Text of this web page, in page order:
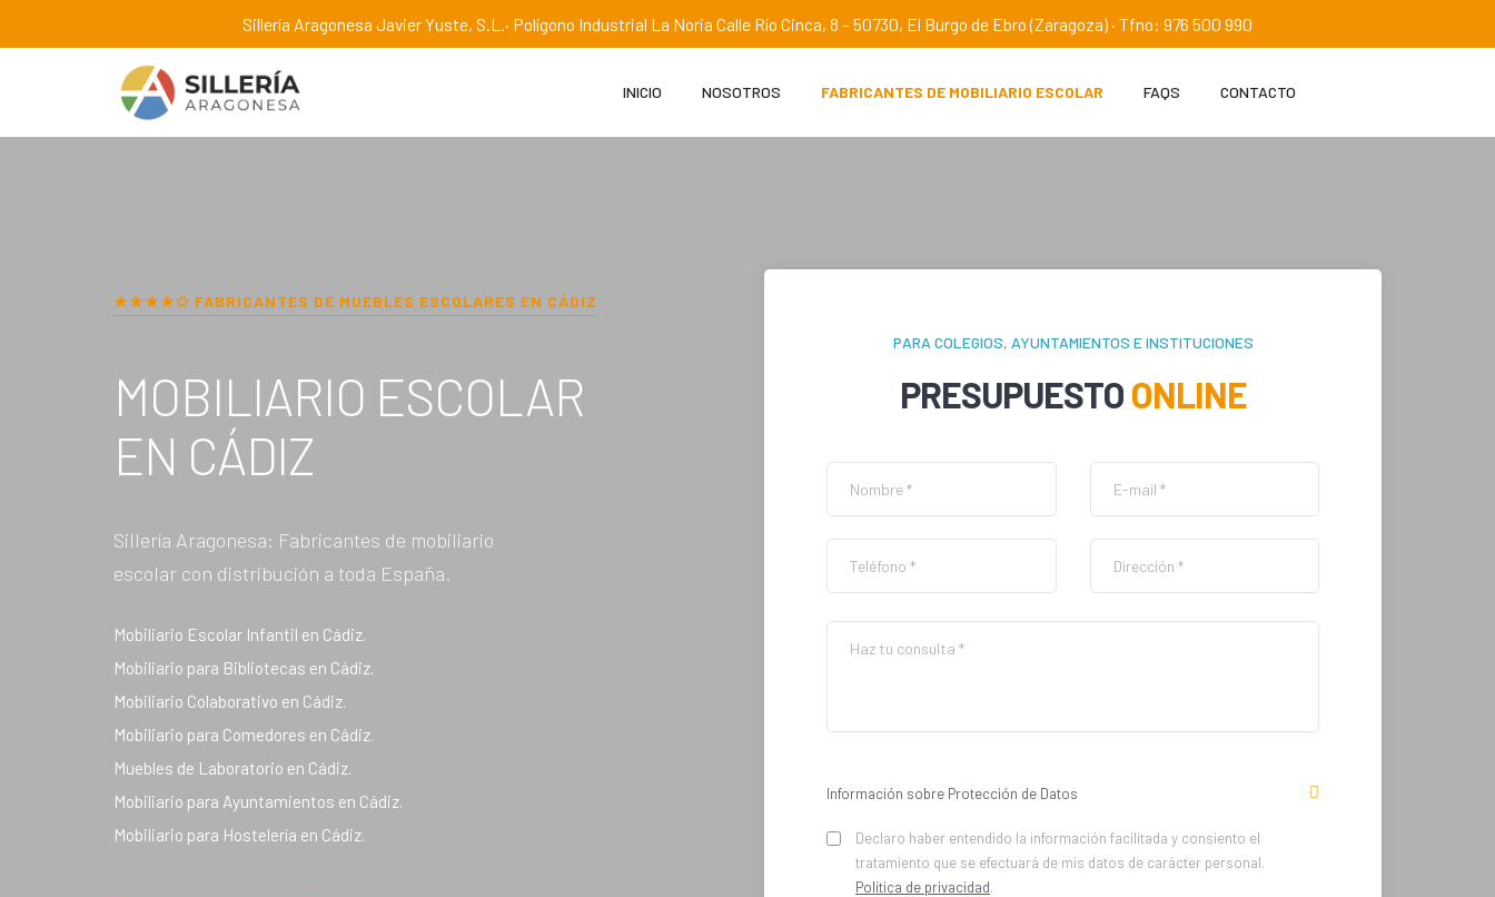
Sillería Aragonesa Javier Yuste, S.L.· Polígono Industrial La Noria Calle Río Cinca, 8 – 50730, El Burgo de Ebro (Zaragoza) · Tfno: 976 500 990
INICIO NOSOTROS FABRICANTES DE MOBILIARIO ESCOLAR FAQS CONTACTO
★★★★✩ FABRICANTES DE MUEBLES ESCOLARES EN CÁDIZ
MOBILIARIO ESCOLAR
EN CÁDIZ
Sillería Aragonesa: Fabricantes de mobiliario
escolar con distribución a toda España.
Mobiliario Escolar Infantil en Cádiz.
Mobiliario para Bibliotecas en Cádiz.
Mobiliario Colaborativo en Cádiz.
Mobiliario para Comedores en Cádiz.
Muebles de Laboratorio en Cádiz.
Mobiliario para Ayuntamientos en Cádiz.
Mobiliario para Hostelería en Cádiz.
PARA COLEGIOS, AYUNTAMIENTOS E INSTITUCIONES
PRESUPUESTO ONLINE
Información sobre Protección de Datos
Declaro haber entendido la información facilitada y consiento el
tratamiento que se efectuará de mis datos de carácter personal.
Política de privacidad.